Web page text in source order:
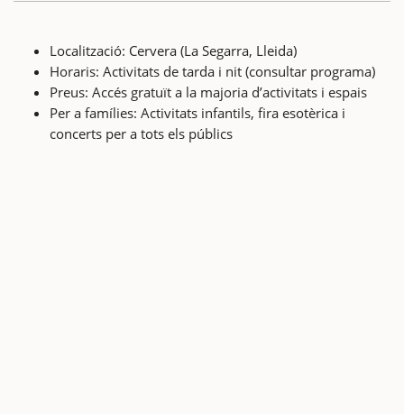
Localització: Cervera (La Segarra, Lleida)
Horaris: Activitats de tarda i nit (consultar programa)
Preus: Accés gratuït a la majoria d’activitats i espais
Per a famílies: Activitats infantils, fira esotèrica i
concerts per a tots els públics